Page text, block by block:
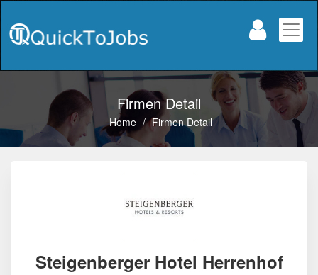
Firmen Detail
Home / Firmen Detail
Steigenberger Hotel Herrenhof